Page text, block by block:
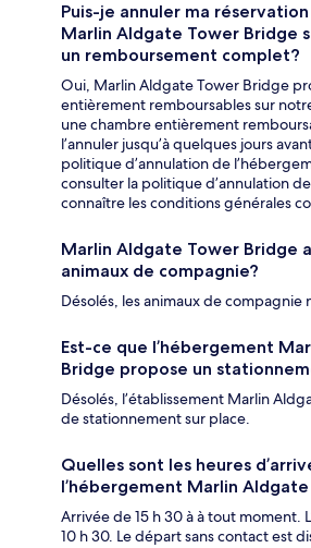
Puis-je annuler ma
Marlin Aldgate Tower Bridge
un remboursement complet?
Oui, Marlin Aldgate Tower Bridge
entièrement remboursables sur
une chambre entièrement
l’annuler jusqu’à quelques jours
politique d’annulation de
consulter la politique d’annulation
connaître les conditions générales
Marlin Aldgate Tower Bridge
animaux de compagnie?
Désolés, les animaux de compagnie
Est-ce que l’hébergement
Bridge propose un
Désolés, l’établissement Marlin
de stationnement sur place.
Quelles sont les heures
l’hébergement Marlin
Arrivée de 15 h 30 à à tout moment.
10 h 30. Le départ sans contact est